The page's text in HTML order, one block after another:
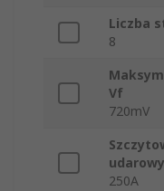
Liczba
8
Vf
720mV
250A